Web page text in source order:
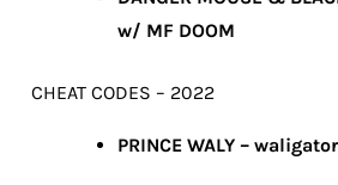
w/ MF DOOM
CHEAT CODES – 2022
PRINCE WALY – waligator